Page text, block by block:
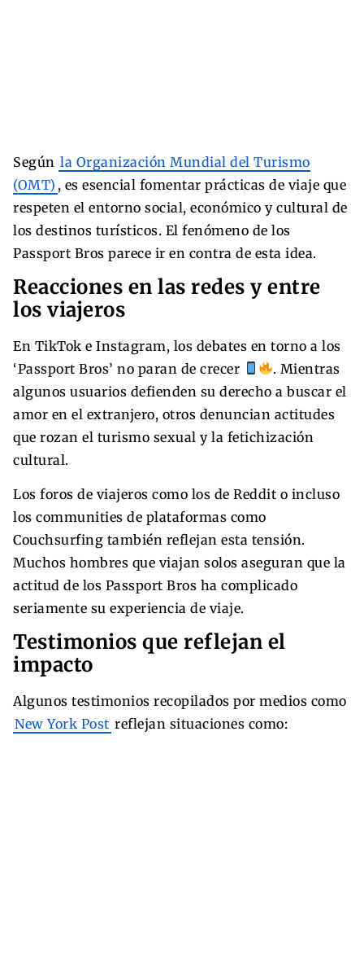
Según la Organización Mundial del Turismo
(OMT) , es esencial fomentar prácticas de viaje que
respeten el entorno social, económico y cultural de
los destinos turísticos. El fenómeno de los
Passport Bros parece ir en contra de esta idea.
Reacciones en las redes y entre
los viajeros
En TikTok e Instagram, los debates en torno a los
‘Passport Bros’ no paran de crecer
. Mientras
algunos usuarios defienden su derecho a buscar el
amor en el extranjero, otros denuncian actitudes
que rozan el turismo sexual y la fetichización
cultural.
Los foros de viajeros como los de Reddit o incluso
los communities de plataformas como
Couchsurfing también reflejan esta tensión.
Muchos hombres que viajan solos aseguran que la
actitud de los Passport Bros ha complicado
seriamente su experiencia de viaje.
Testimonios que reflejan el
impacto
Algunos testimonios recopilados por medios como
New York Post reflejan situaciones como: